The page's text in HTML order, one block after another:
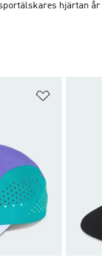
hjärtan